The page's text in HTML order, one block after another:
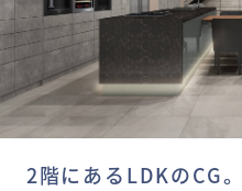
2階にあるLDKのCG。